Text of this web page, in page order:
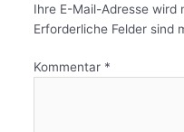
Ihre E-Mail-Adresse
Erforderliche Felder sind
Kommentar *